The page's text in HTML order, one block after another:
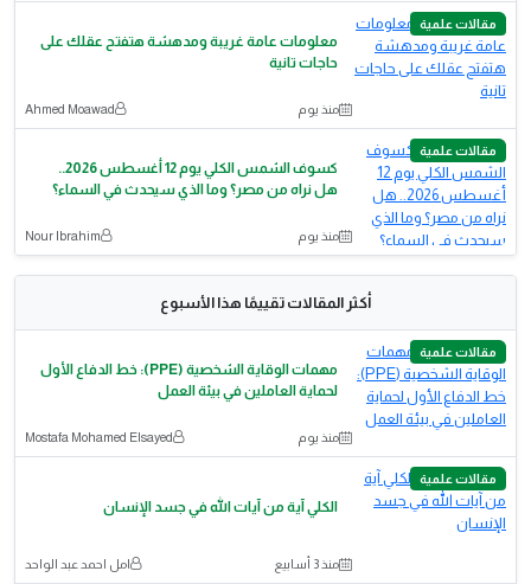
مقالات علمية
معلومات عامة غريبة ومدهشة هتفتح عقلك على
حاجات تانية
منذ يوم Ahmed Moawad
مقالات علمية
كسوف الشمس الكلي يوم 12 أغسطس 2026..
هل نراه من مصر؟ وما الذي سيحدث في السماء؟
منذ يوم Nour Ibrahim
أكثر المقالات تقييمًا هذا الأسبوع
مقالات علمية
مهمات الوقاية الشخصية (PPE): خط الدفاع الأول
لحماية العاملين في بيئة العمل
منذ يوم Mostafa Mohamed Elsayed
مقالات علمية
الكلي آية من آيات الله في جسد الإنسان
منذ 3 أسابيع امل احمد عبد الواحد